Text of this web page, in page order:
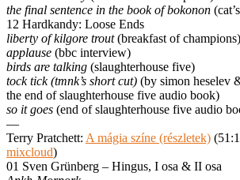
the final sentence in the book of bokonon
12 Hardkandy: Loose Ends
liberty of kilgore trout(breakfast of champions)
applause (bbc interview)
birds are talking (slaughterhouse five)
tock tick (tmnk’s short cut) (by simon heselev
the end of slaughterhouse five audio book)
so it goes (end of slaughterhouse five audio
—
Terry Pratchett: A mágia színe (részletek)
mixcloud)
01 Sven Grünberg – Hingus, I osa & II osa